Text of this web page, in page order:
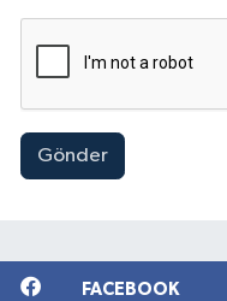
Gönder
FACEBOOK